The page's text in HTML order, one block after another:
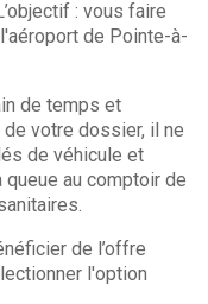
: vous faire
de Pointe-à-
de temps et
votre dossier, il ne
de véhicule et
au comptoir de
de l’offre
l'option